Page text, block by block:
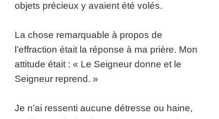
objets précieux y avaient été volés.
La chose remarquable à propos de
l’effraction était la réponse à ma prière. Mon
attitude était : « Le Seigneur donne et le
Seigneur reprend. »
Je n’ai ressenti aucune détresse ou haine,